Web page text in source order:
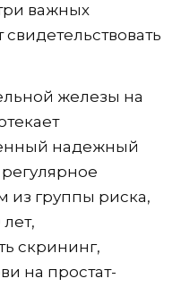
важных
железы на
надежный
из группы риска,
скрининг,
на простат-